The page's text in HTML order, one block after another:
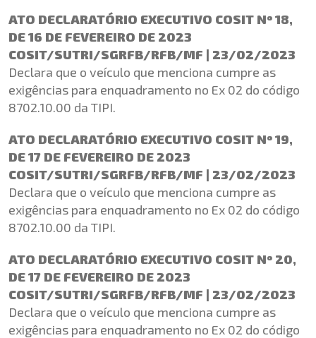
ATO DECLARATÓRIO EXECUTIVO COSIT Nº 18,
DE 16 DE FEVEREIRO DE 2023
COSIT/SUTRI/SGRFB/RFB/MF | 23/02/2023
Declara que o veículo que menciona cumpre as
exigências para enquadramento no Ex 02 do código
8702.10.00 da TIPI.
ATO DECLARATÓRIO EXECUTIVO COSIT Nº 19,
DE 17 DE FEVEREIRO DE 2023
COSIT/SUTRI/SGRFB/RFB/MF | 23/02/2023
Declara que o veículo que menciona cumpre as
exigências para enquadramento no Ex 02 do código
8702.10.00 da TIPI.
ATO DECLARATÓRIO EXECUTIVO COSIT Nº 20,
DE 17 DE FEVEREIRO DE 2023
COSIT/SUTRI/SGRFB/RFB/MF | 23/02/2023
Declara que o veículo que menciona cumpre as
exigências para enquadramento no Ex 02 do código